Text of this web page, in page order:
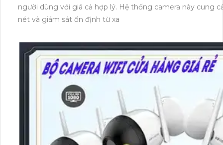
người dùng với giá cả hợp lý. Hệ thống camera này cung cấp chất lượng hình ảnh sắc
nét và giám sát ổn định từ xa